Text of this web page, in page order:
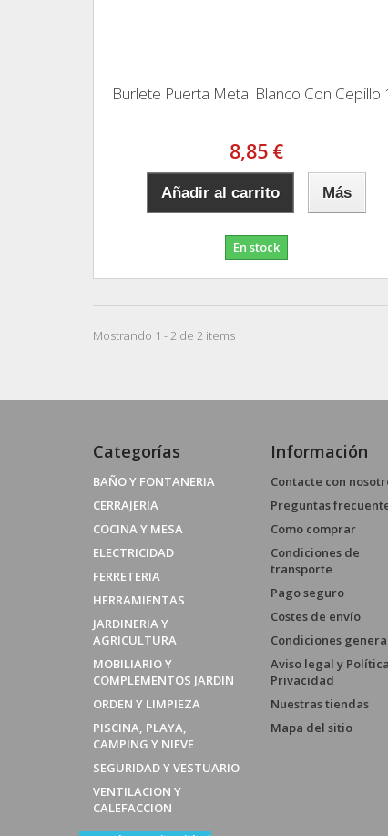
Burlete Puerta Metal Blanco Con Cepillo
8,85 €
Añadir al carrito Más
En stock
Mostrando 1 - 2 de 2 items
Categorías
BAÑO Y FONTANERIA
CERRAJERIA
COCINA Y MESA
ELECTRICIDAD
FERRETERIA
HERRAMIENTAS
JARDINERIA Y
AGRICULTURA
MOBILIARIO Y
COMPLEMENTOS JARDIN
ORDEN Y LIMPIEZA
PISCINA, PLAYA,
CAMPING Y NIEVE
SEGURIDAD Y VESTUARIO
VENTILACION Y
CALEFACCION
Información
Contacte con
Preguntas
Como comprar
Condiciones de
transporte
Pago seguro
Costes de envío
Condiciones
Aviso legal y
Privacidad
Nuestras tiendas
Mapa del sitio